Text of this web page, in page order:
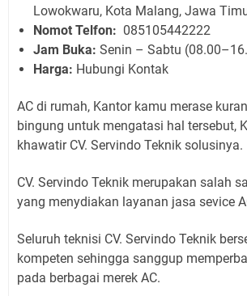
Lowokwaru, Kota Malang, Jawa
Nomot Telfon: 085105442222
Jam Buka: Senin – Sabtu
Harga: Hubungi Kontak
AC di rumah, Kantor kamu merase
bingung untuk mengatasi hal tersebut,
khawatir CV. Servindo Teknik solusinya.
CV. Servindo Teknik merupakan salah
yang menydiakan layanan jasa sevice
Seluruh teknisi CV. Servindo Teknik
kompeten sehingga sanggup
pada berbagai merek AC.